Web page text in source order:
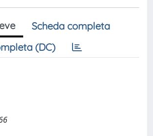
Scheda completa
(DC)